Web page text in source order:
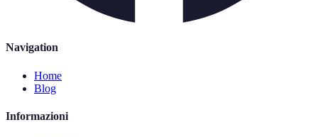
Navigation
Home
Blog
Informazioni